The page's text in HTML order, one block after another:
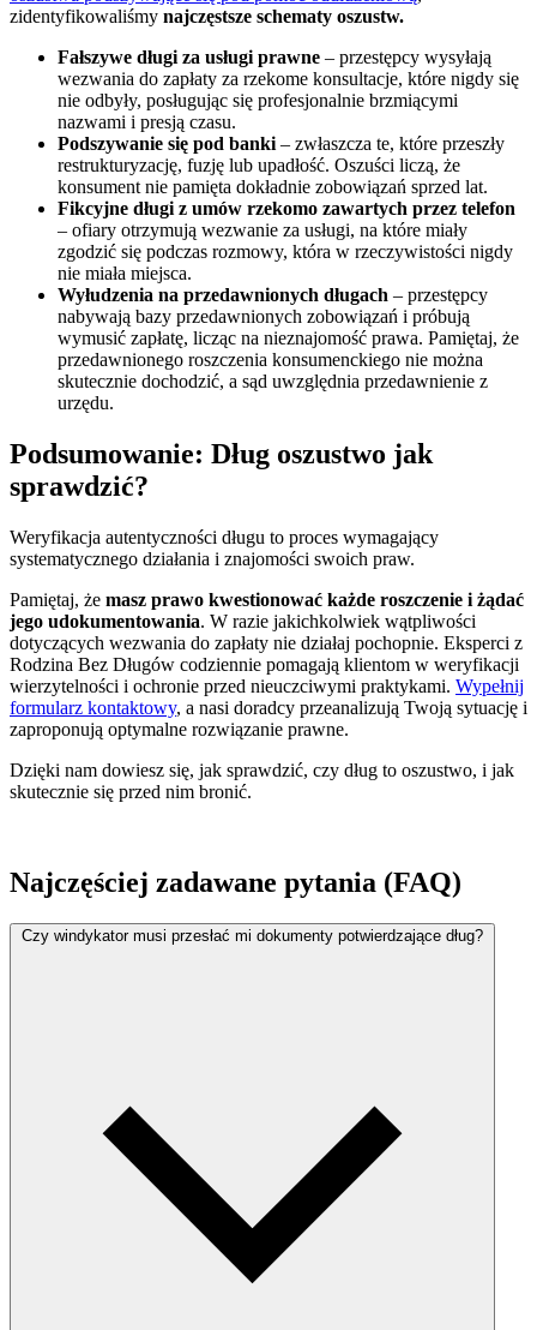
zidentyfikowaliśmy najczęstsze schematy oszustw.
Fałszywe długi za usługi prawne – przestępcy wysyłają
wezwania do zapłaty za rzekome konsultacje, które nigdy się
nie odbyły, posługując się profesjonalnie brzmiącymi
nazwami i presją czasu.
Podszywanie się pod banki – zwłaszcza te, które przeszły
restrukturyzację, fuzję lub upadłość. Oszuści liczą, że
konsument nie pamięta dokładnie zobowiązań sprzed lat.
Fikcyjne długi z umów rzekomo zawartych przez telefon
– ofiary otrzymują wezwanie za usługi, na które miały
zgodzić się podczas rozmowy, która w rzeczywistości nigdy
nie miała miejsca.
Wyłudzenia na przedawnionych długach – przestępcy
nabywają bazy przedawnionych zobowiązań i próbują
wymusić zapłatę, licząc na nieznajomość prawa. Pamiętaj, że
przedawnionego roszczenia konsumenckiego nie można
skutecznie dochodzić, a sąd uwzględnia przedawnienie z
urzędu.
Podsumowanie: Dług oszustwo jak
sprawdzić?
Weryfikacja autentyczności długu to proces wymagający
systematycznego działania i znajomości swoich praw.
Pamiętaj, że masz prawo kwestionować każde roszczenie i żądać
jego udokumentowania. W razie jakichkolwiek wątpliwości
dotyczących wezwania do zapłaty nie działaj pochopnie. Eksperci z
Rodzina Bez Długów codziennie pomagają klientom w weryfikacji
wierzytelności i ochronie przed nieuczciwymi praktykami. Wypełnij
formularz kontaktowy, a nasi doradcy przeanalizują Twoją sytuację i
zaproponują optymalne rozwiązanie prawne.
Dzięki nam dowiesz się, jak sprawdzić, czy dług to oszustwo, i jak
skutecznie się przed nim bronić.
Najczęściej zadawane pytania (FAQ)
Czy windykator musi przesłać mi dokumenty potwierdzające dług?